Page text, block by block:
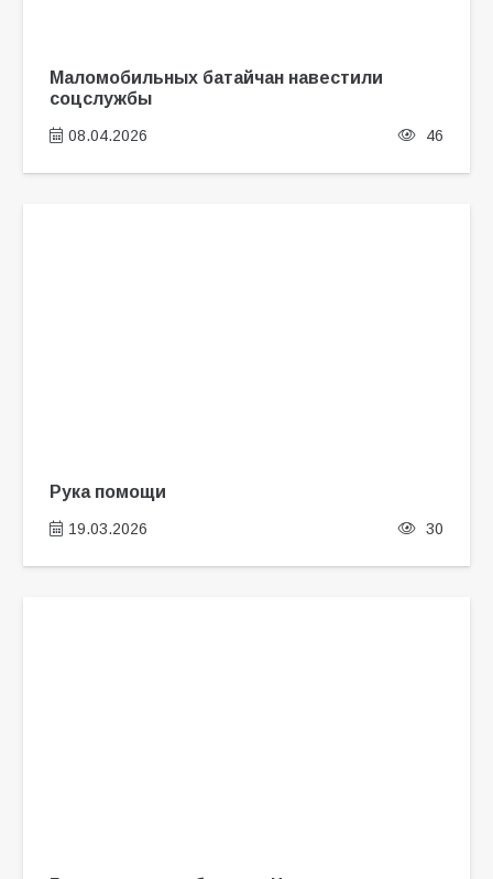
Маломобильных батайчан навестили
соцслужбы
08.04.2026 46
Рука помощи
19.03.2026 30